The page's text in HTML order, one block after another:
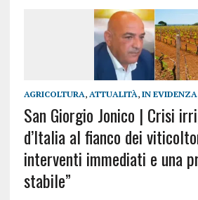
AGRICOLTURA, ATTUALITÀ, IN EVIDENZA
San Giorgio Jonico | Crisi
d’Italia al fianco dei
interventi immediati e una
stabile”